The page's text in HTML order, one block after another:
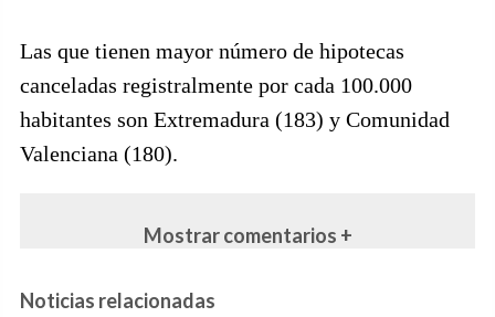
Las que tienen mayor número de hipotecas
canceladas registralmente por cada 100.000
habitantes son Extremadura (183) y Comunidad
Valenciana (180).
Mostrar comentarios +
Noticias relacionadas